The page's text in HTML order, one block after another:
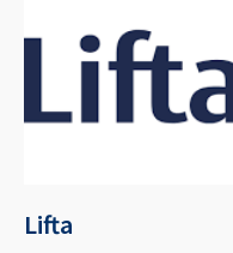
Lifta